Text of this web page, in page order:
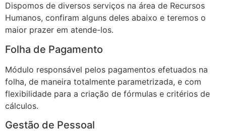
Dispomos de diversos serviços na área de Recursos
Humanos, confiram alguns deles abaixo e teremos o
maior prazer em atende-los.
Folha de Pagamento
Módulo responsável pelos pagamentos efetuados na
folha, de maneira totalmente parametrizada, e com
flexibilidade para a criação de fórmulas e critérios de
cálculos.
Gestão de Pessoal